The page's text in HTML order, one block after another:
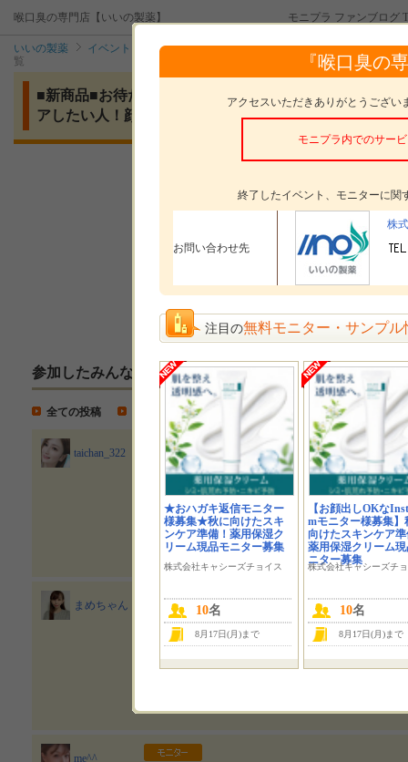
喉口臭の専門店【いいの製薬】 モニプラ ファンブログ
いいの製薬 イベント
■新商品■お待たせ！2回目のイベント！シリコン
覧
『喉口臭の
アクセスいただきありがとうござい
モニプラ内でのサー
終了したイベント、モニターに関
お問い合わせ先
株
注目の無料モニター・サンプル
★おハガキ返信モニター
様募集★秋に向けたスキ
ンケア準備！薬用保湿ク
リーム現品モニター募集
株式会社キャシーズチョイス
10名
8月17日(月)まで
【お顔出しOKな
mモニター様募集】
向けたスキンケア
薬用保湿クリーム
ニター募集
株式会社キャシーズチ
10名
8月17日(月)まで
■新商品■お待たせ！2回目のイベント！シリコン製【ル
アしたい人！顔出しモニターお願いします♪
参加時の
貴方の顔
（顔写真
モニターした感想の
投稿方法
参加したみんなの投稿
全ての投稿 モニター投稿 参加投稿
taichan_322
* * * ルブレン電動舌ブラシ · 歯ブ
てた笑 この舌磨きはシリコンで優
ゴシしなくても大丈夫✨️ オェって
し 手軽に使えるから便利✌️ ぜひ継
ルブレン #lubren #電動舌ブラシ
まめちゃん
⭐️ ルブレン電動舌ブラシ⭐️ 歯磨き
れ無かったりするよね🫢？？ 気
me^^